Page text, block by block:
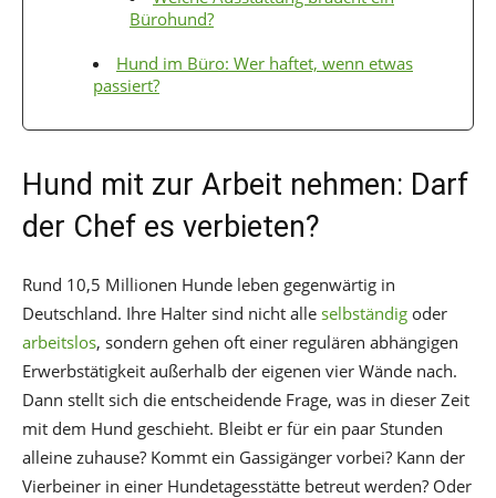
Bürohund?
Hund im Büro: Wer haftet, wenn etwas
passiert?
Hund mit zur Arbeit nehmen: Darf
der Chef es verbieten?
Rund 10,5 Millionen Hunde leben gegenwärtig in
Deutschland. Ihre Halter sind nicht alle selbständig oder
arbeitslos, sondern gehen oft einer regulären abhängigen
Erwerbstätigkeit außerhalb der eigenen vier Wände nach.
Dann stellt sich die entscheidende Frage, was in dieser Zeit
mit dem Hund geschieht. Bleibt er für ein paar Stunden
alleine zuhause? Kommt ein Gassigänger vorbei? Kann der
Vierbeiner in einer Hundetagesstätte betreut werden? Oder